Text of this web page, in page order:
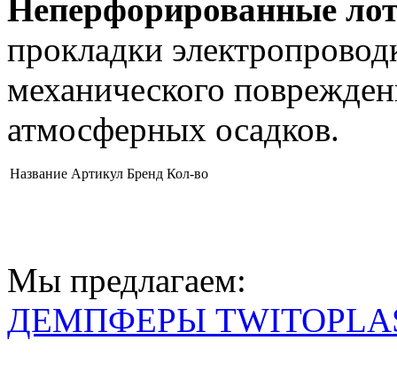
Неперфорированные
прокладки
механического
атмосферных осадков.
Название Артикул Брeнд Кол-во
Мы предлагаем:
ДЕМПФЕРЫ